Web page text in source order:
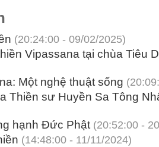
(20:24:00 - 09/02/2025)
Vipassana tại chùa Tiêu
Một nghệ thuật sống
Thiền sư Huyền Sa Tông
hạnh Đức Phật (20:52:00 -
(14:48:00 - 11/11/2024)